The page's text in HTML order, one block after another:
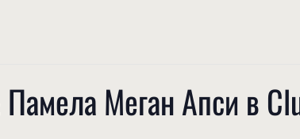
Меган Апси в